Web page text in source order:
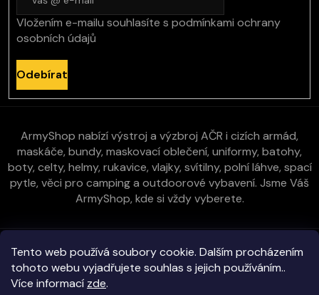
Tento web používá soubory cookie. Dalším procházením
tohoto webu vyjadřujete souhlas s jejich používáním..
Více informací zde.
Vložením e-mailu souhlasíte s podmínkami ochrany
osobních údajů
Odebírat
ArmyShop nabízí výstroj a výzbroj AČR i cizích armád,
maskáče, bundy, maskovací oblečení, uniformy, batohy,
boty, celty, helmy, rukavice, vlajky, svítilny, polní láhve, spací
pytle, věci pro camping a outdoorové vybavení. Jsme Váš
ArmyShop, kde si vždy vyberete.
Zákaznická péče
Vše o nákupu